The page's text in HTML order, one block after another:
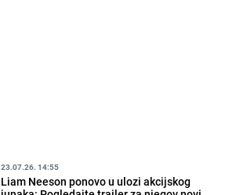
23.07.26. 14:55
Liam Neeson ponovo u ulozi akcijskog